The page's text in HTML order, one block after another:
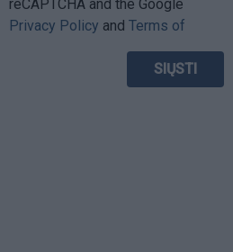
reCAPTCHA and the Google
Privacy Policy and Terms of